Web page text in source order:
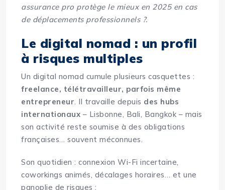
assurance pro protège le mieux en 2025 en cas
de déplacements professionnels ?.
Le digital nomad : un profil
à risques multiples
Un digital nomad cumule plusieurs casquettes :
freelance, télétravailleur, parfois même
entrepreneur. Il travaille depuis des hubs
internationaux – Lisbonne, Bali, Bangkok – mais
son activité reste soumise à des obligations
françaises… souvent méconnues.
Son quotidien : connexion Wi-Fi incertaine,
coworkings animés, décalages horaires… et une
panoplie de risques :